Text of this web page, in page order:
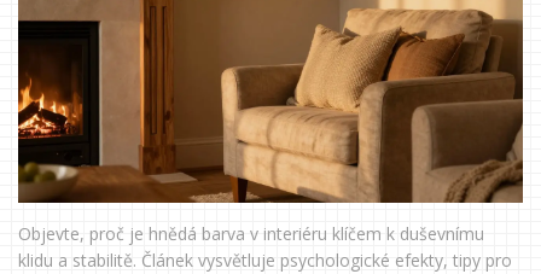
Objevte, proč je hnědá barva v interiéru klíčem k duševnímu
klidu a stabilitě. Článek vysvětluje psychologické efekty, tipy pro